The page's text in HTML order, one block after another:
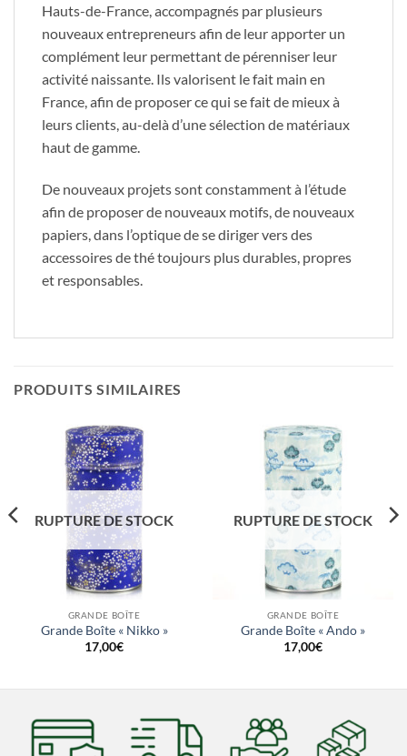
Hauts-de-France, accompagnés par plusieurs
nouveaux entrepreneurs afin de leur apporter un
complément leur permettant de pérenniser leur
activité naissante. Ils valorisent le fait main en
France, afin de proposer ce qui se fait de mieux à
leurs clients, au-delà d’une sélection de matériaux
haut de gamme.
De nouveaux projets sont constamment à l’étude
afin de proposer de nouveaux motifs, de nouveaux
papiers, dans l’optique de se diriger vers des
accessoires de thé toujours plus durables, propres
et responsables.
PRODUITS SIMILAIRES
RUPTURE DE STOCK
GRANDE BOÎTE
Grande Boîte « Nikko »
17,00€
RUPTURE DE STOCK
GRANDE BOÎTE
Grande Boîte « Ando »
17,00€